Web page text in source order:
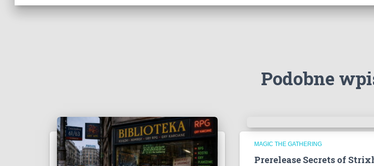
Podobne
MAGIC THE GATHERING
Prerelease Secrets of